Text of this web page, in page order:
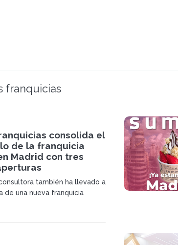
franquicias
consolida el
de la franquicia
Madrid con tres
también ha llevado a
de una nueva franquicia
calle de la capital